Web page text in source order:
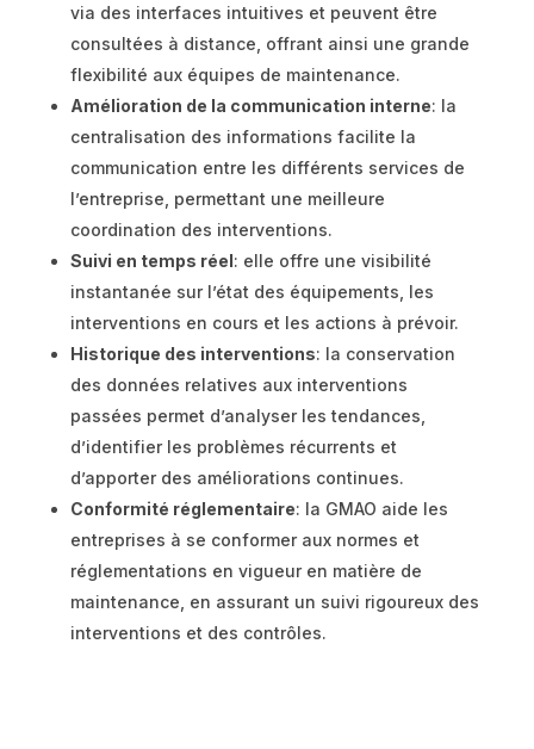
via des interfaces intuitives et peuvent être
consultées à distance, offrant ainsi une grande
flexibilité aux équipes de maintenance.
Amélioration de la communication interne: la
centralisation des informations facilite la
communication entre les différents services de
l’entreprise, permettant une meilleure
coordination des interventions.
Suivi en temps réel: elle offre une visibilité
instantanée sur l’état des équipements, les
interventions en cours et les actions à prévoir.
Historique des interventions: la conservation
des données relatives aux interventions
passées permet d’analyser les tendances,
d’identifier les problèmes récurrents et
d’apporter des améliorations continues.
Conformité réglementaire: la GMAO aide les
entreprises à se conformer aux normes et
réglementations en vigueur en matière de
maintenance, en assurant un suivi rigoureux des
interventions et des contrôles.